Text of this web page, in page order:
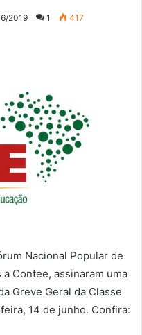
2019 1 417
Nacional Popular de
a Contee, assinaram uma
Greve Geral da Classe
14 de junho. Confira: